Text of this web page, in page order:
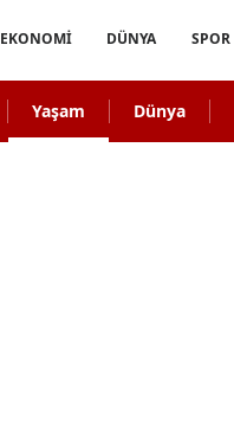
EKONOMİ DÜNYA SPOR
Yaşam Dünya